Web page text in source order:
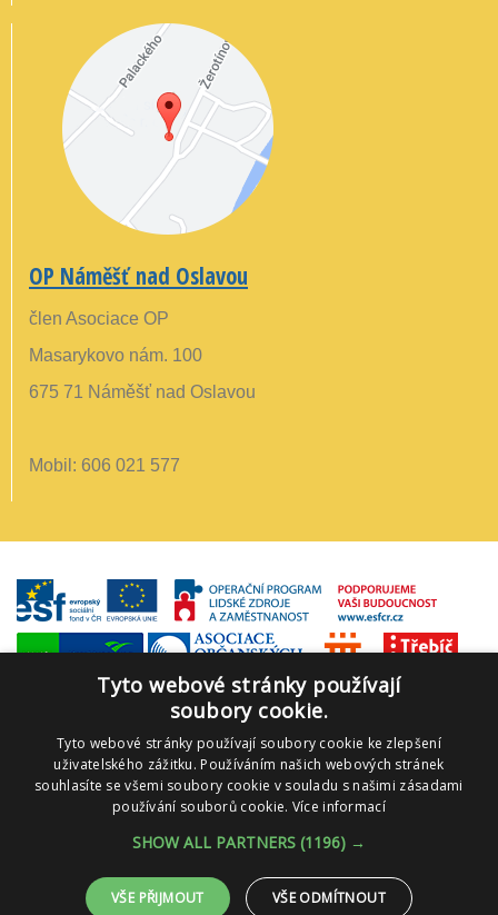
OP Náměšť nad Oslavou
člen Asociace OP
Masarykovo nám. 100
675 71 Náměšť nad Oslavou
Mobil: 606 021 577
Tyto webové stránky používají
soubory cookie.
Tyto webové stránky používají soubory cookie ke zlepšení
uživatelského zážitku. Používáním našich webových stránek
souhlasíte se všemi soubory cookie v souladu s našimi zásadami
používání souborů cookie. Více informací
SHOW ALL PARTNERS (1196) →
VŠE PŘIJMOUT VŠE ODMÍTNOUT